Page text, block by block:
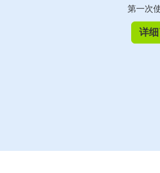
第一次
详